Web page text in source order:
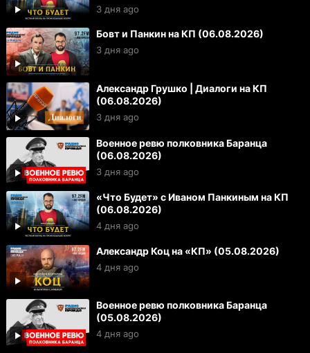
3 дня ago
Бовт и Панкин на КП (06.08.2026)
3 дня ago
Александр Грушко | Диалоги на КП
(06.08.2026)
3 дня ago
Военное ревю полковника Баранца
(06.08.2026)
3 дня ago
«Что Будет» с Иваном Панкиным на КП
(06.08.2026)
4 дня ago
Александр Коц на «КП» (05.08.2026)
4 дня ago
Военное ревю полковника Баранца
(05.08.2026)
4 дня ago